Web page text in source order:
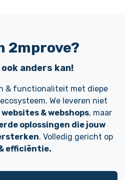
2mprove?
anders kan!
& functionaliteit met diepe
We leveren niet
& webshops, maar
oplossingen die jouw
. Volledig gericht op
efficiëntie.